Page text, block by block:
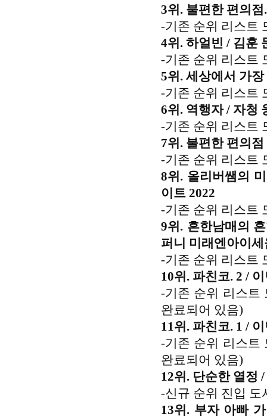
3위. 불편한 편의
-기존 순위 리스트
4위. 하얼빈 / 김훈
-기존 순위 리스트
5위. 세상에서 가
-기존 순위 리스트
6위. 역행자 / 자청
-기존 순위 리스트
7위. 불편한 편의
-기존 순위 리스트
8위. 올리버쌤의
이트 2022
-기존 순위 리스트
9위. 흔한남매의
퍼니 미래엔아이세
-기존 순위 리스트
10위. 파친코. 2 /
-기존 순위 리스트
완료되어 있음)
11위. 파친코. 1 /
-기존 순위 리스트
완료되어 있음)
12위. 단순한 열정
-신규 순위 진입 도
13위. 부자 아빠